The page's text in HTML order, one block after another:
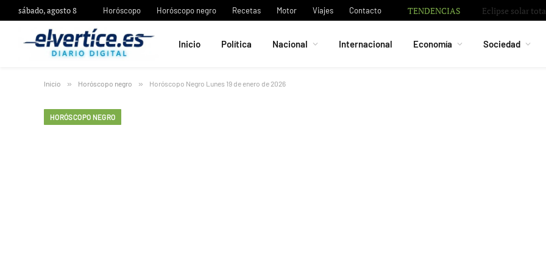
sábado, agosto 8 Horóscopo Horóscopo negro Recetas Motor Viajes Contacto
TENDENCIAS
Inicio Política Nacional Internacional Economía Sociedad
Inicio » Horóscopo negro » Horóscopo Negro Lunes 19 de enero de 2026
HORÓSCOPO NEGRO